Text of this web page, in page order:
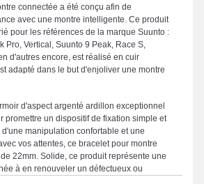
connectée a été conçu afin de
avec une montre intelligente. Ce produit
pour les références de la marque Suunto :
Pro, Vertical, Suunto 9 Peak, Race S,
d'autres encore, est réalisé en cuir
adapté dans le but d'enjoliver une montre
d'aspect argenté ardillon exceptionnel
promettre un dispositif de fixation simple et
manipulation confortable et une
vos attentes, ce bracelet pour montre
22mm. Solide, ce produit représente une
à en renouveler un défectueux ou